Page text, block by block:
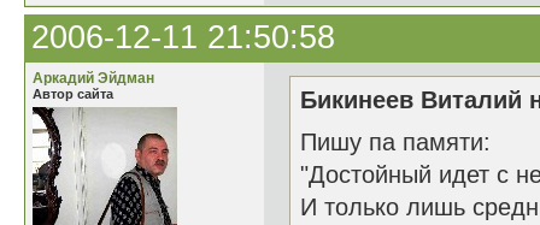
2006-12-11 21:50:58
Аркадий Эйдман
Автор сайта
Бикинеев Виталий
Пишу па памяти:
"Достойный идет с
И только лишь